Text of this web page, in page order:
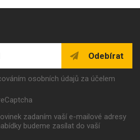
Odebírat
osobních údajů za účelem
zadaním vaší e-mailové adresy
budeme zasílat do vaší